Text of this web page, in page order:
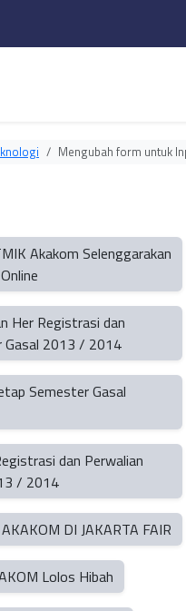
Mengubah form untuk
Akakom Selenggarakan
Her Registrasi dan
Gasal 2013 / 2014
Semester Gasal
dan Perwalian
/ 2014
DI JAKARTA FAIR
Lolos Hibah